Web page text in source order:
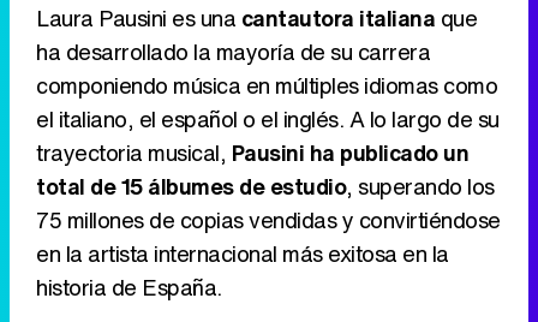
Tráiler de '33 días', la nueva serie de Atresplayer con Julián Villagrán y José Manuel Poga
Tráiler en catalán de 'Ravalear', la nueva serie de HBO Max sobre los fondos buitre
Laura Pausini es una cantautora italiana que
ha desarrollado la mayoría de su carrera
componiendo música en múltiples idiomas como
el italiano, el español o el inglés. A lo largo de su
trayectoria musical, Pausini ha publicado un
total de 15 álbumes de estudio, superando los
75 millones de copias vendidas y convirtiéndose
en la artista internacional más exitosa en la
historia de España.